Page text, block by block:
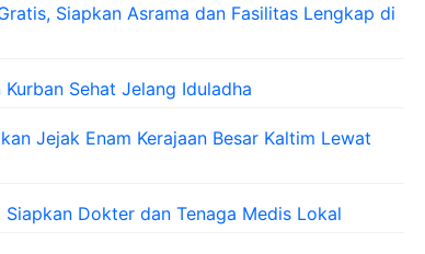
Siapkan Asrama dan Fasilitas Lengkap di
Sehat Jelang Iduladha
Jejak Enam Kerajaan Besar Kaltim Lewat
Dokter dan Tenaga Medis Lokal